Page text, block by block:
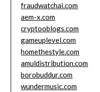
fraudwatchai.com
aem-x.com
cryptooblogs.com
gameuplevel.com
homethestyle.com
amuldistribution.com
borobuddur.com
wundermusic.com